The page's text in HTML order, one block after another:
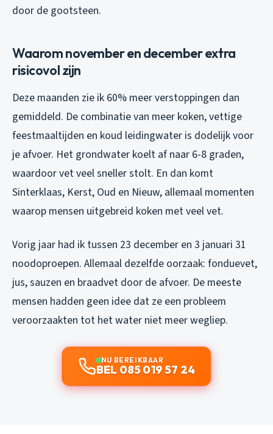
door de gootsteen.
Waarom november en december extra
risicovol zijn
Deze maanden zie ik 60% meer verstoppingen dan
gemiddeld. De combinatie van meer koken, vettige
feestmaaltijden en koud leidingwater is dodelijk voor
je afvoer. Het grondwater koelt af naar 6-8 graden,
waardoor vet veel sneller stolt. En dan komt
Sinterklaas, Kerst, Oud en Nieuw, allemaal momenten
waarop mensen uitgebreid koken met veel vet.
Vorig jaar had ik tussen 23 december en 3 januari 31
noodoproepen. Allemaal dezelfde oorzaak: fonduevet,
jus, sauzen en braadvet door de afvoer. De meeste
mensen hadden geen idee dat ze een probleem
veroorzaakten tot het water niet meer wegliep.
NU BEREIKBAAR
BEL 085 019 57 24